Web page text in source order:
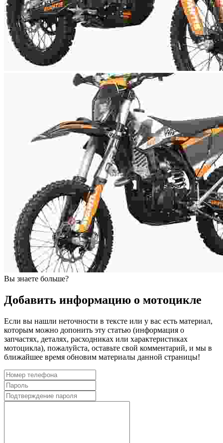
Вы знаете больше?
Добавить информацию о мотоцикле
Если вы нашли неточности в тексте или у вас есть материал,
которым можно допонить эту статью (информация о
запчастях, деталях, расходниках или характеристиках
мотоцикла), пожалуйста, оставьте свой комментарий, и мы в
ближайшее время обновим материалы данной страницы!